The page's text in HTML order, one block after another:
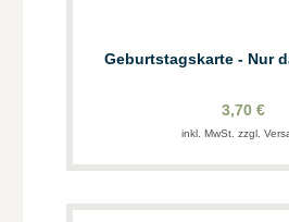
Geburtstagskarte - Nur
3,70 €
inkl. MwSt. zzgl.